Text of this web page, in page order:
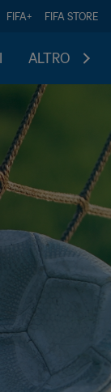
FIFA+ FIFA STORE
ALTRO